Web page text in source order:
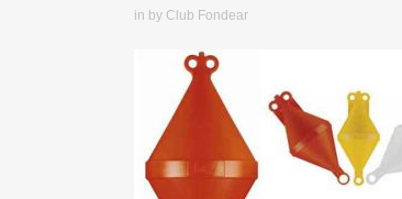
in by Club Fondear